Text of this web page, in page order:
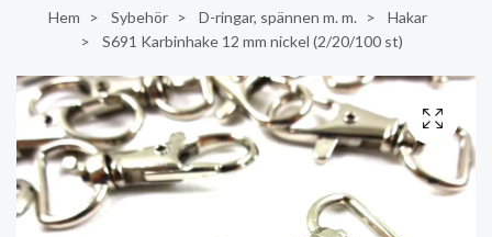
Hem Sybehör D-ringar, spännen m. m.
Hakar
S691 Karbinhake 12 mm nickel (2/20/100 st)